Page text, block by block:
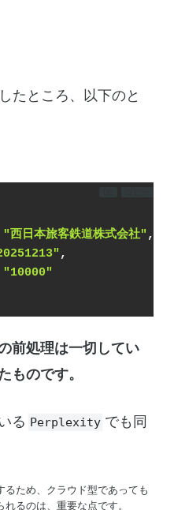
たところ、以下のと
"西日本旅客鉄道株式会社",
,
"10000"
前処理は一切してい
ものです。
る Perplexity でも同
ため、クラウド型であっても
るのは、重要な点です。